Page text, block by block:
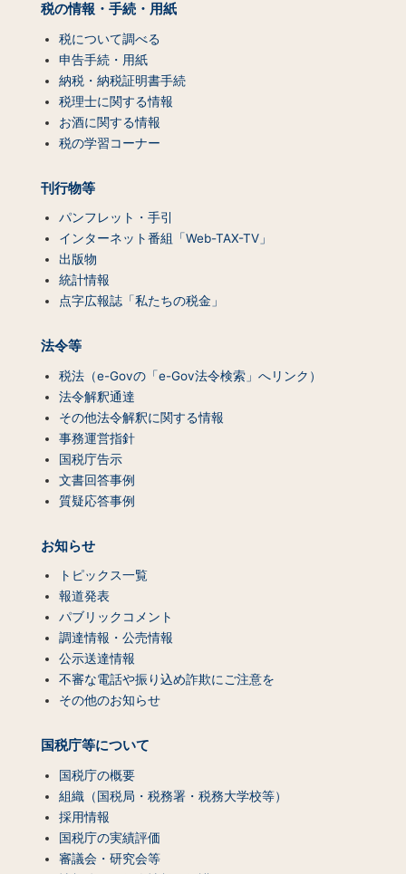
税の情報・手続・用紙
税について調べる
申告手続・用紙
納税・納税証明書手続
税理士に関する情報
お酒に関する情報
税の学習コーナー
刊行物等
パンフレット・手引
インターネット番組「Web-TAX-TV」
出版物
統計情報
点字広報誌「私たちの税金」
法令等
税法（e-Govの「e-Gov法令検索」へリンク）
法令解釈通達
その他法令解釈に関する情報
事務運営指針
国税庁告示
文書回答事例
質疑応答事例
お知らせ
トピックス一覧
報道発表
パブリックコメント
調達情報・公売情報
公示送達情報
不審な電話や振り込め詐欺にご注意を
その他のお知らせ
国税庁等について
国税庁の概要
組織（国税局・税務署・税務大学校等）
採用情報
国税庁の実績評価
審議会・研究会等